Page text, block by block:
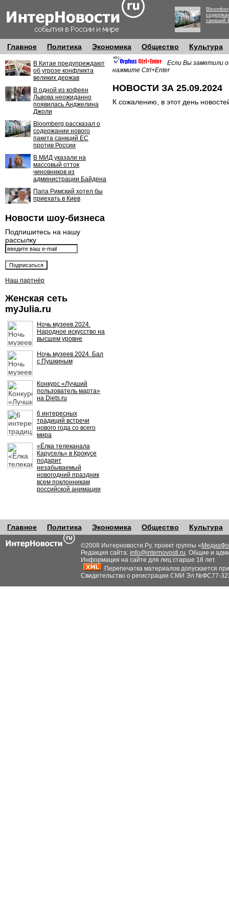
санкций
Главное Политика Экономика Общество Культура
В Китае предупреждают
об угрозе конфликта
великих держав
В одной из кофеен
Львова неожиданно
появилась Анджелина
Джоли
Bloomberg рассказал о
содержании нового
пакета санкций ЕС
против России
В МИД указали на
массовый отток
чиновников из
администрации Байдена
Папа Римский хотел бы
приехать в Киев
Новости шоу-бизнеса
Подпишитесь на нашу
рассылку
Наш партнёр
Женская сеть
myJulia.ru
Ночь музеев 2024.
Народное искусство на
высшем уровне
Ночь музеев 2024. Бал
с Пушкиным
Конкурс «Лучший
пользователь марта»
на Diets.ru
6 интересных
традиций встречи
нового года со всего
мира
«Ёлка телеканала
Карусель» в Крокусе
подарит
незабываемый
новогодний праздник
всем поклонникам
российской анимации
Если Вы заметили
нажмите Ctrl+Enter
НОВОСТИ ЗА 25.09.2024
К сожалению, в этот день
Главное Политика Экономика Общество Культура
©2008 Интерновости.Ру, проект группы «
Редакция сайта: info@internovosti.ru. Общие и
Информация на сайте для лиц старше 18 лет.
Перепечатка материалов допускается
Свидетельство о регистрации СМИ Эл №ФС77-